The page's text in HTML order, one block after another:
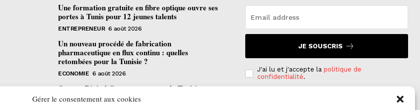
Gérer le consentement aux cookies
Une formation gratuite en fibre optique ouvre ses
portes à Tunis pour 12 jeunes talents
ENTREPRENEUR 6 août 2026
Un nouveau procédé de fabrication
pharmaceutique en flux continu : quelles
retombées pour la Tunisie ?
ECONOMIE 6 août 2026
Orange Digital Center : comment la Tunisie est
devenue le laboratoire mondial de l’inclusion
JE SOUSCRIS
J'ai lu et j'accepte la politique de
confidentialité.